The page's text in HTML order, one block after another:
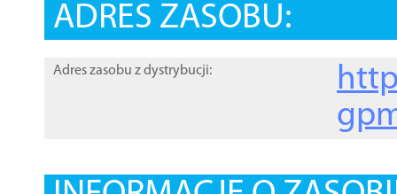
ADRES ZASOBU:
Adres zasobu z dystrybucji: